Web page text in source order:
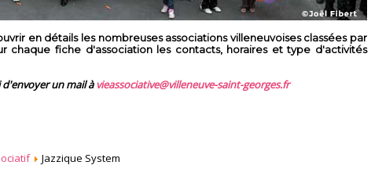
en détails les nombreuses associations villeneuvoises classées par
chaque fiche d'association les contacts, horaires et type d'activités
un mail àvieassociative@villeneuve-saint-georges.fr
Jazzique System